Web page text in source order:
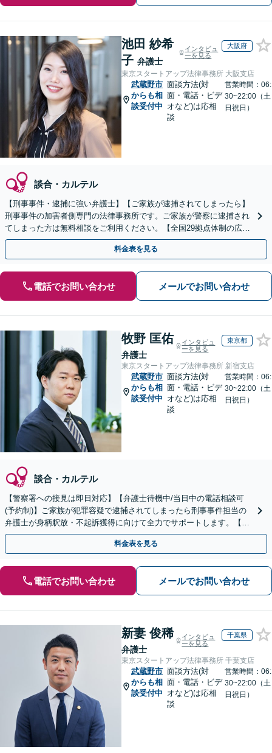
池田 紗希
子 弁護士
インタビュ
ーを見る
大阪府
東京スタートアップ法律事務所 大阪支店
武蔵野市
からも相
談受付中
面談方法(対
面・電話・ビデ
オなど)は応相
談
営業時間：06:
30~22:00（土
日祝日）
談合・カルテル
【刑事事件・逮捕に強い弁護士】【ご家族が逮捕されてしまったら】
刑事事件の加害者側専門の法律事務所です。ご家族が警察に逮捕され
てしまった方は無料相談をご利用ください。【全国29拠点体制の広域
対応】【弁護士待機中/当日中の電話相談可(予約制)】
料金表を見る
電話でお問い合わせ メールでお問い合わせ
牧野 匡佑
弁護士
インタビュ
ーを見る
東京都
東京スタートアップ法律事務所 新宿支店
武蔵野市
からも相
談受付中
面談方法(対
面・電話・ビデ
オなど)は応相
談
営業時間：06:
30~22:00（土
日祝日）
談合・カルテル
【警察署への接見は即日対応】【弁護士待機中/当日中の電話相談可
(予約制)】ご家族が犯罪容疑で逮捕されてしまったら刑事事件担当の
弁護士が身柄釈放・不起訴獲得に向けて全力でサポートします。【毎
月100名以上の相談実績】【全国対応】
料金表を見る
電話でお問い合わせ メールでお問い合わせ
新妻 俊稀
弁護士
インタビュ
ーを見る
千葉県
東京スタートアップ法律事務所 千葉支店
武蔵野市
からも相
談受付中
面談方法(対
面・電話・ビデ
オなど)は応相
談
営業時間：06:
30~22:00（土
日祝日）